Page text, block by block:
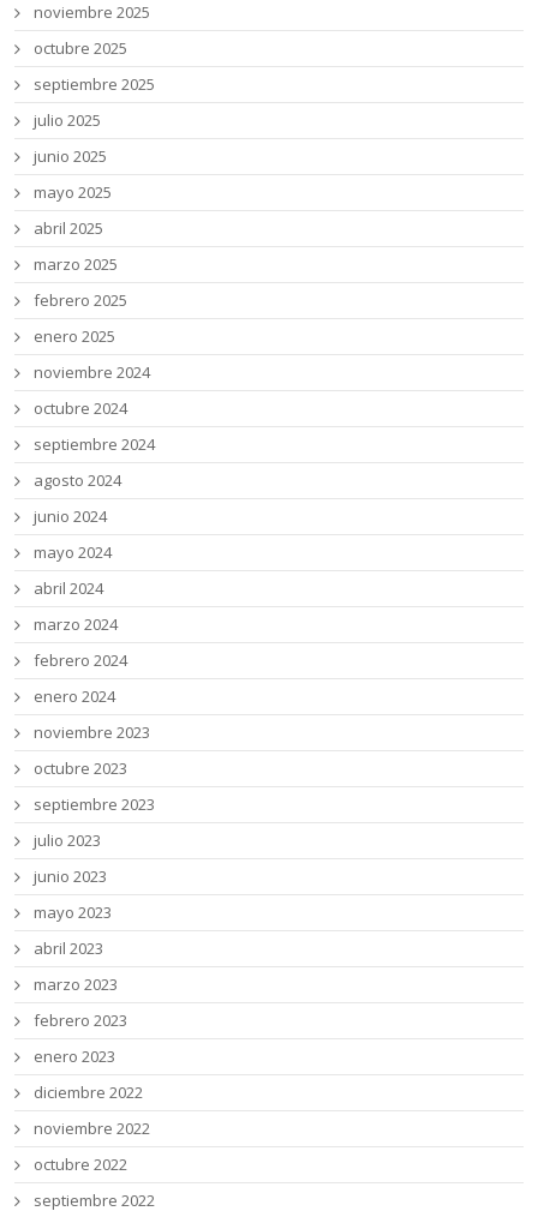
noviembre 2025
octubre 2025
septiembre 2025
julio 2025
junio 2025
mayo 2025
abril 2025
marzo 2025
febrero 2025
enero 2025
noviembre 2024
octubre 2024
septiembre 2024
agosto 2024
junio 2024
mayo 2024
abril 2024
marzo 2024
febrero 2024
enero 2024
noviembre 2023
octubre 2023
septiembre 2023
julio 2023
junio 2023
mayo 2023
abril 2023
marzo 2023
febrero 2023
enero 2023
diciembre 2022
noviembre 2022
octubre 2022
septiembre 2022